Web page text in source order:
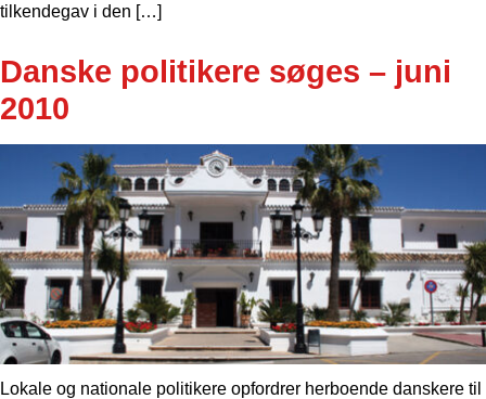
tilkendegav i den […]
Danske politikere søges – juni
2010
Lokale og nationale politikere opfordrer herboende danskere til